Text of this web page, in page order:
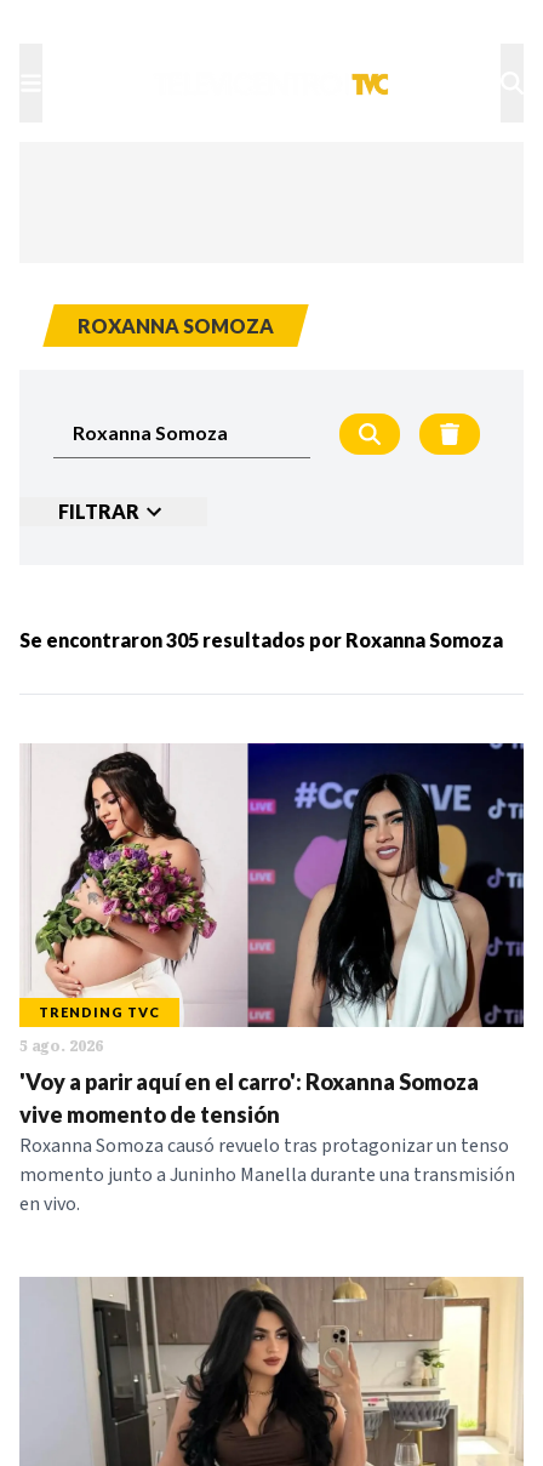
ROXANNA SOMOZA
FILTRAR
MÁS RECIENTES
MENOS RECIENTES
Periodo:
NOTICIAS
SERIES
Se encontraron305 resultados por Roxanna Somoza
TRENDING TVC
5 ago. 2026
'Voy a parir aquí en el carro': Roxanna Somoza
vive momento de tensión
Roxanna Somoza causó revuelo tras protagonizar un tenso
momento junto a Juninho Manella durante una transmisión
en vivo.